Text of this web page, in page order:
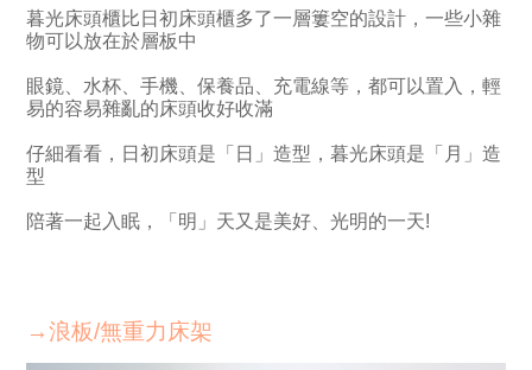
暮光床頭櫃比日初床頭櫃多了一層簍空的設計，一些小雜
物可以放在於層板中
眼鏡、水杯、手機、保養品、充電線等，都可以置入，輕
易的容易雜亂的床頭收好收滿
仔細看看，日初床頭是「日」造型，暮光床頭是「月」造
型
陪著一起入眠，「明」天又是美好、光明的一天!
→浪板/無重力床架